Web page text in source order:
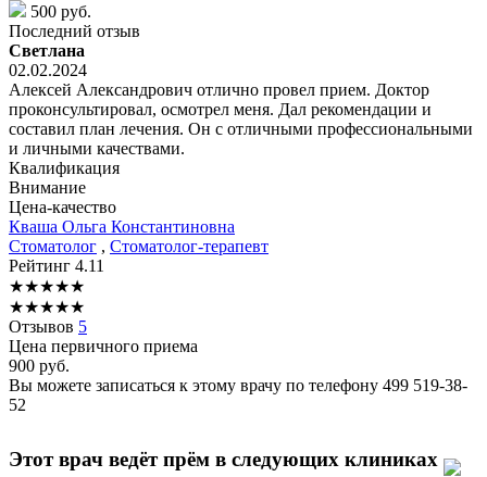
500 руб.
Последний отзыв
Светлана
02.02.2024
Алексей Александрович отлично провел прием. Доктор
проконсультировал, осмотрел меня. Дал рекомендации и
составил план лечения. Он с отличными профессиональными
и личными качествами.
Квалификация
Внимание
Цена-качество
Кваша Ольга Константиновна
Стоматолог , Стоматолог-терапевт
Рейтинг 4.11
★★★★★
★★★★★
Отзывов 5
Цена первичного приема
900 руб.
Вы можете записаться к этому врачу по телефону 499 519-38-
52
Этот врач ведёт прём в следующих клиниках